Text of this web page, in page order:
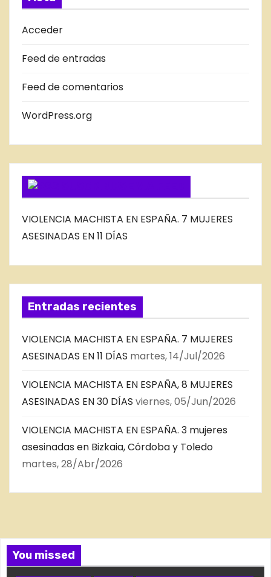
D
A
D
B
O
G
Acceder
Feed de entradas
Feed de comentarios
WordPress.org
VIOLENCIA MACHISTA EN ESPAÑA. 7 MUJERES
ASESINADAS EN 11 DÍAS
Entradas recientes
VIOLENCIA MACHISTA EN ESPAÑA. 7 MUJERES
ASESINADAS EN 11 DÍAS martes, 14/Jul/2026
VIOLENCIA MACHISTA EN ESPAÑA, 8 MUJERES
ASESINADAS EN 30 DÍAS viernes, 05/Jun/2026
VIOLENCIA MACHISTA EN ESPAÑA. 3 mujeres
asesinadas en Bizkaia, Córdoba y Toledo
martes, 28/Abr/2026
You missed